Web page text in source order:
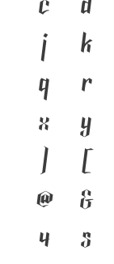
j
k
q
r
x
y
)
[
@
&
4
5